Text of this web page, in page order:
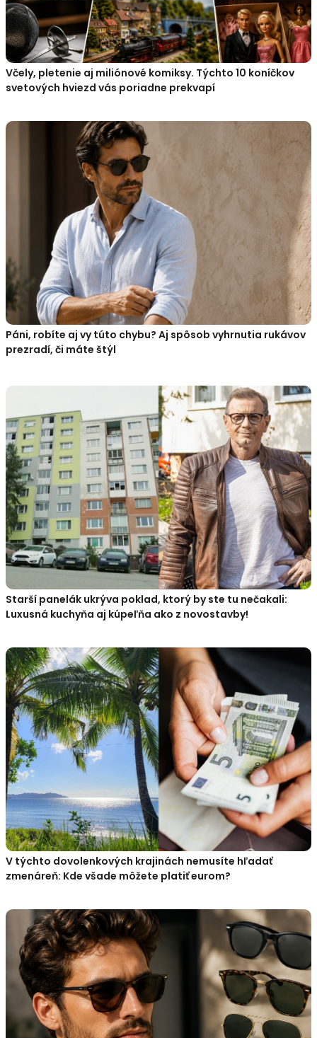
Včely, pletenie aj miliónové komiksy. Týchto 10 koníčkov
svetových hviezd vás poriadne prekvapí
Páni, robíte aj vy túto chybu? Aj spôsob vyhrnutia rukávov
prezradí, či máte štýl
Starší panelák ukrýva poklad, ktorý by ste tu nečakali:
Luxusná kuchyňa aj kúpeľňa ako z novostavby!
V týchto dovolenkových krajinách nemusíte hľadať
zmenáreň: Kde všade môžete platiť eurom?